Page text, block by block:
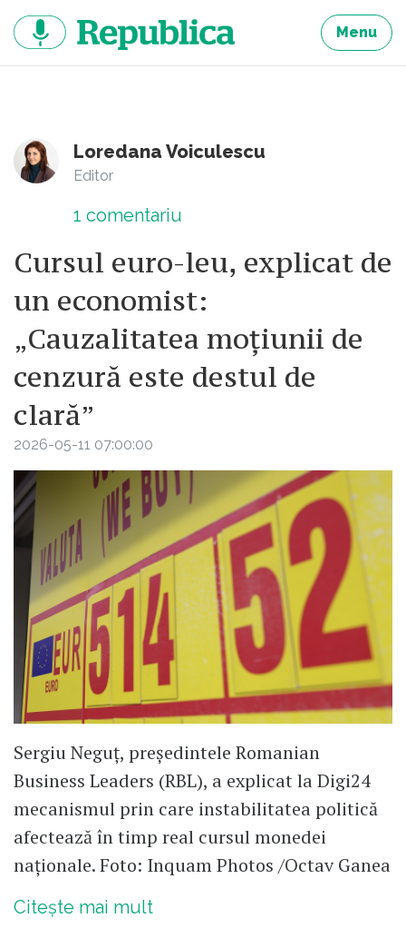
continut
Menu
Loredana Voiculescu
Editor
1 comentariu
Cursul euro-leu, explicat de
un economist:
„Cauzalitatea moțiunii de
cenzură este destul de
clară”
2026-05-11 07:00:00
Sergiu Neguț, președintele Romanian
Business Leaders (RBL), a explicat la Digi24
mecanismul prin care instabilitatea politică
afectează în timp real cursul monedei
naționale. Foto: Inquam Photos /Octav Ganea
Citește mai mult